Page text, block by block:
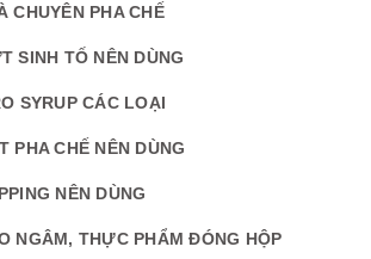
CHUYÊN PHA CHẾ
SINH TỐ NÊN DÙNG
SYRUP CÁC LOẠI
PHA CHẾ NÊN DÙNG
NÊN DÙNG
NGÂM, THỰC PHẨM ĐÓNG HỘP